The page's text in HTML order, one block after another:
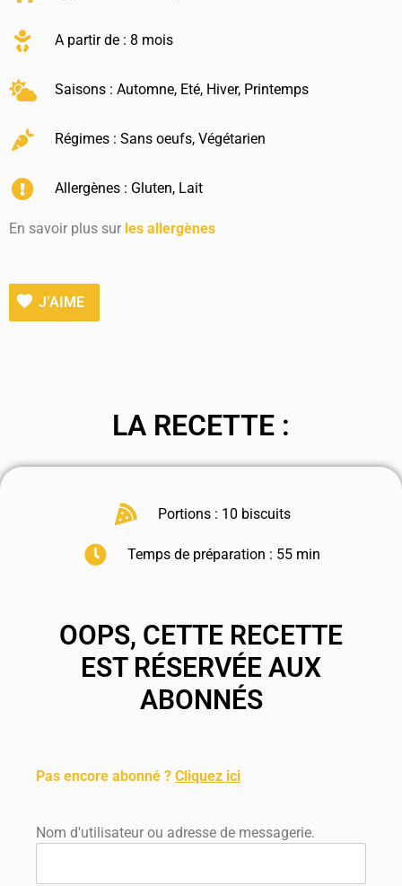
A partir de : 8 mois
Saisons :Automne, Eté, Hiver, Printemps
Régimes :Sans oeufs,Végétarien
Allergènes : Gluten, Lait
En savoir plus sur les allergènes
J’AIME
LA RECETTE :
Portions : 10 biscuits
Temps de préparation : 55 min
OOPS, CETTE RECETTE
EST RÉSERVÉE AUX
ABONNÉS
Pas encore abonné ? Cliquez ici
Nom d'utilisateur ou adresse de messagerie.